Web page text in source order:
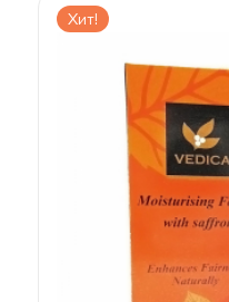
Хит!